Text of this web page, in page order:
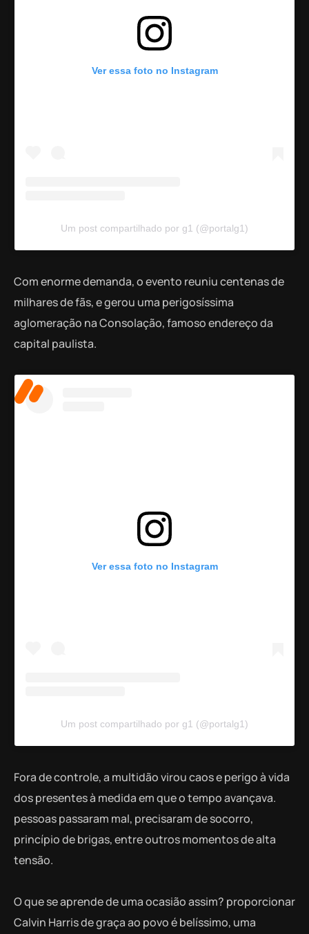
Ver essa foto no Instagram
Um post compartilhado por g1 (@portalg1)
Com enorme demanda, o evento reuniu centenas de
milhares de fãs, e gerou uma perigosíssima
aglomeração na Consolação, famoso endereço da
capital paulista.
Ver essa foto no Instagram
Um post compartilhado por g1 (@portalg1)
Fora de controle, a multidão virou caos e perigo à vida
dos presentes à medida em que o tempo avançava.
pessoas passaram mal, precisaram de socorro,
princípio de brigas, entre outros momentos de alta
tensão.
O que se aprende de uma ocasião assim? proporcionar
Calvin Harris de graça ao povo é belíssimo, uma